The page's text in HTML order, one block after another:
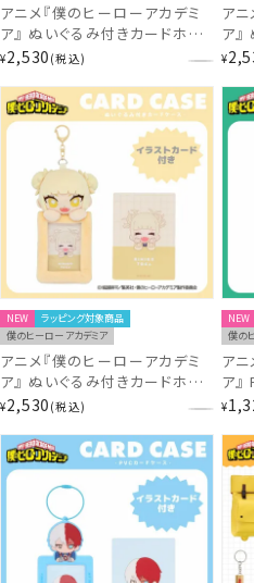
アニメ『僕のヒーローアカデミ
ア』 ぬいぐるみ付きカードホル
ダー ＜ 死柄木弔 ＞ MH30518
¥2,530 税込
ア
ア
ダ
¥
NEW
ラッピング対象商品
僕のヒーローアカデミア
アニメ『僕のヒーローアカデミ
ア』 ぬいぐるみ付きカードホル
ダー ＜ トガヒミコ ＞
¥2,530 税込
NEW
僕の
ア
ア
出
¥